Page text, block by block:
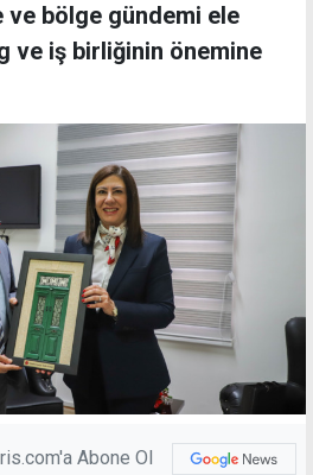
ve bölge gündemi ele
ve iş birliğinin önemine
Abone Ol